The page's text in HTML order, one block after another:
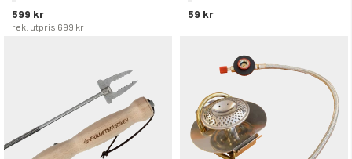
599 kr
rek. utpris 699 kr
59 kr